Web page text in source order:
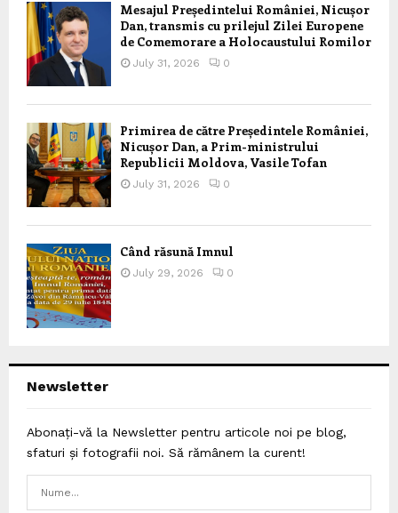
Mesajul Președintelui României, Nicușor
Dan, transmis cu prilejul Zilei Europene
de Comemorare a Holocaustului Romilor
July 31, 2026 0
Primirea de către Președintele României,
Nicușor Dan, a Prim-ministrului
Republicii Moldova, Vasile Tofan
July 31, 2026 0
Când răsună Imnul
July 29, 2026 0
Newsletter
Abonați-vă la Newsletter pentru articole noi pe blog,
sfaturi și fotografii noi. Să rămânem la curent!